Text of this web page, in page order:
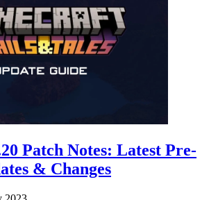
Patch Notes: Latest Pre-
& Changes